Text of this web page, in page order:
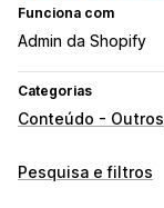
Funciona com
Admin da Shopify
Categorias
Conteúdo - Outros
Pesquisa e filtros